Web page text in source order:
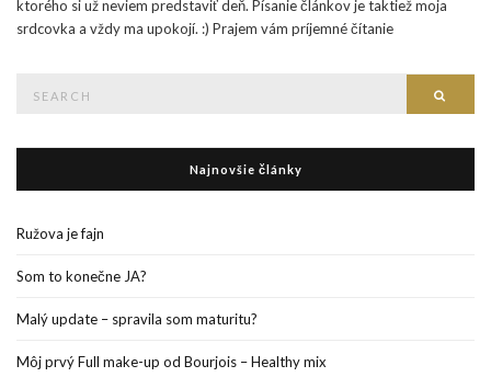
ktorého si už neviem predstaviť deň. Písanie článkov je taktiež moja
srdcovka a vždy ma upokojí. :) Prajem vám príjemné čítanie
Najnovšie články
Ružova je fajn
Som to konečne JA?
Malý update – spravila som maturitu?
Môj prvý Full make-up od Bourjois – Healthy mix